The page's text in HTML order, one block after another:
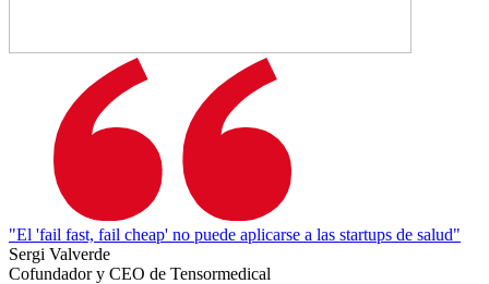
"El 'fail fast, fail cheap' no puede aplicarse a las startups de salud"
Sergi Valverde
Cofundador y CEO de Tensormedical